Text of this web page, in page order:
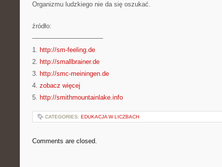
Organizmu ludzkiego nie da się oszukać.
źródło:
———————————
1. http://sm-feeling.de
2. http://smallbrainer.de
3. http://smc-meiningen.de
4. zobacz więcej
5. http://smithmountainlake.info
CATEGORIES: EDUKACJA W LICZBACH
Comments are closed.